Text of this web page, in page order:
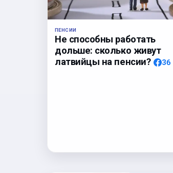
ПЕНСИИ
Не способны работать
дольше: сколько живут
латвийцы на пенсии?
36